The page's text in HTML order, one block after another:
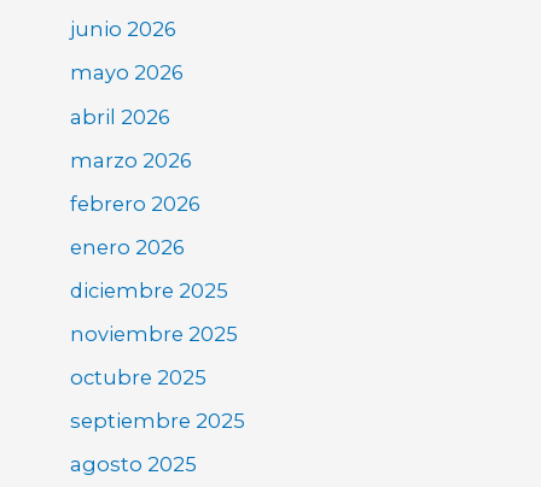
junio 2026
mayo 2026
abril 2026
marzo 2026
febrero 2026
enero 2026
diciembre 2025
noviembre 2025
octubre 2025
septiembre 2025
agosto 2025